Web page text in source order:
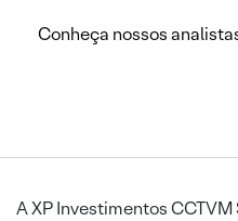
Conheça nossos
A XP Investimentos CCTVM